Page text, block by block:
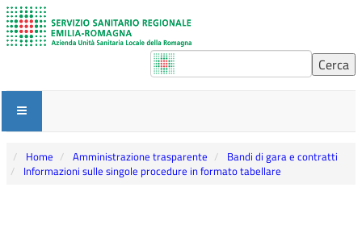
Home Amministrazione trasparente
Bandi di gara e contratti
Informazioni sulle singole procedure in formato tabellare